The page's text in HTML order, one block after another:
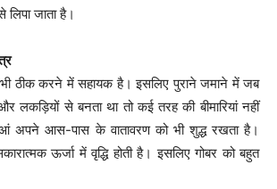
जाता है।
भी ठीक करने में सहायक है। इसलिए पुराने जमाने में जब
लकड़ियों से बनता था तो कई तरह की बीमारियां नहीं
अपने आस-पास के वातावरण को भी शुद्ध रखता है।
ऊर्जा में वृद्धि होती है। इसलिए गोबर को बहुत